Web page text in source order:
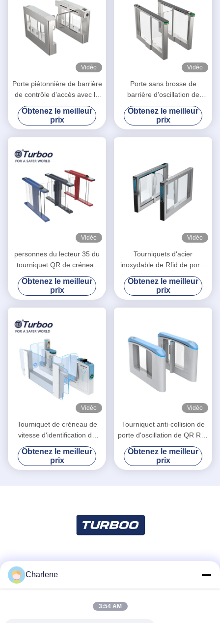
Vidéo
Porte piétonnière de barrière
de contrôle d'accès avec la
voix et les alertes légères de
stroboscope
Obtenez le meilleur
prix
Vidéo
Porte sans brosse de
barrière d'oscillation de
moteur pour l'immeuble de
bureaux/barrière piétonnière
600-900mm d'oscillation
Obtenez le meilleur
prix
Vidéo
personnes du lecteur 35 du
tourniquet QR de créneau
de vitesse d'oscillation de
2.0mm/minute
Obtenez le meilleur
prix
Vidéo
Tourniquets d'acier
inoxydable de Rfid de porte
de tourniquet d'oscillation de
SUS304 RS485
Obtenez le meilleur
prix
Vidéo
Tourniquet de créneau de
vitesse d'identification de
porte de barrière d'oscillation
d'aéroport double
Obtenez le meilleur
prix
Vidéo
Tourniquet anti-collision de
porte d'oscillation de QR Rfid
avec le moteur servo sans
brosse
Obtenez le meilleur
prix
Contactez rapidement
Charlene
3:54 AM